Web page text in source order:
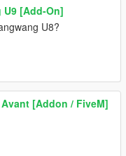
U9 [Add-On]
U8?
[Addon / FiveM]